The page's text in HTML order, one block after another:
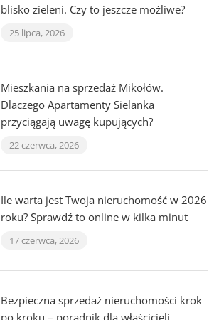
blisko zieleni. Czy to jeszcze możliwe?
25 lipca, 2026
Mieszkania na sprzedaż Mikołów.
Dlaczego Apartamenty Sielanka
przyciągają uwagę kupujących?
22 czerwca, 2026
Ile warta jest Twoja nieruchomość w 2026
roku? Sprawdź to online w kilka minut
17 czerwca, 2026
Bezpieczna sprzedaż nieruchomości krok
po kroku – poradnik dla właścicieli